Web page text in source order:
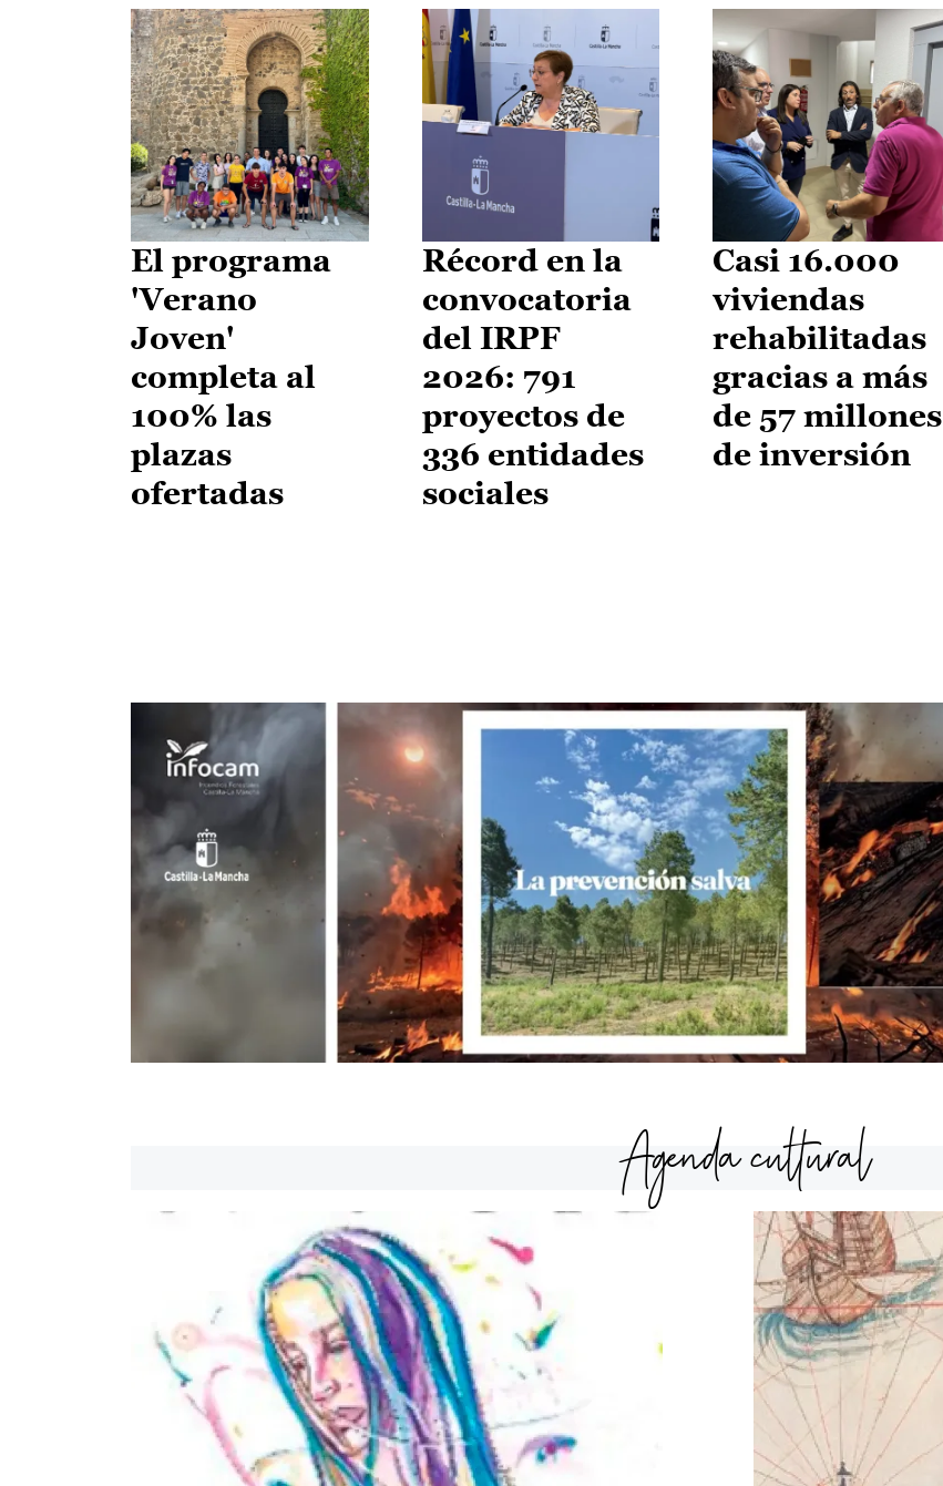
El programa
'Verano
Joven'
completa al
100% las
plazas
ofertadas
Récord en la
convocatoria
del IRPF
2026: 791
proyectos de
336 entidades
sociales
Casi 16.000
viviendas
rehabilitadas
gracias a más
de 57 millones
de inversión
Agenda cultural